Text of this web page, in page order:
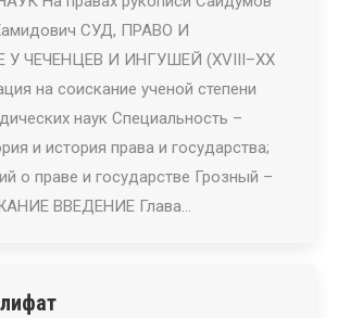
СУД, ПРАВО И
У ЧЕЧЕНЦЕВ И ИНГУШЕЙ (ХVIII–ХХ
на соискание ученой степени
наук Специальность –
и история права и государства;
о праве и государстве Грозный –
ВВЕДЕНИЕ Глава…